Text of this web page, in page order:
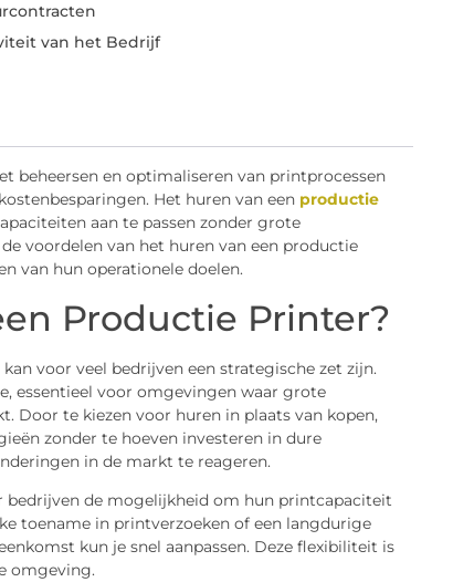
van het Bedrijf
beheersen en optimaliseren van printprocessen
Het huren van eenproductie
aan te passen zonder grote
voordelen van het huren van een productie
van hun operationele doelen.
Productie Printer?
voor veel bedrijven een strategische zet zijn.
essentieel voor omgevingen waar grote
Door te kiezen voor huren in plaats van kopen,
zonder te hoeven investeren in dure
in de markt te reageren.
de mogelijkheid om hun printcapaciteit
toename in printverzoeken of een langdurige
kun je snel aanpassen. Deze flexibiliteit is
omgeving.